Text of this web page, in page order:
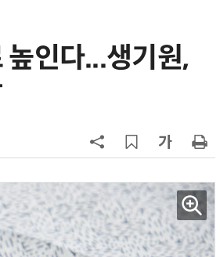
인다...생기원,
AI 반도체가 데이터 변화 맞춰 반
플랫폼 '퓨전 어세이' 개발
다누리, 스페이스X 팰컨9 달 충돌 전
후 포착